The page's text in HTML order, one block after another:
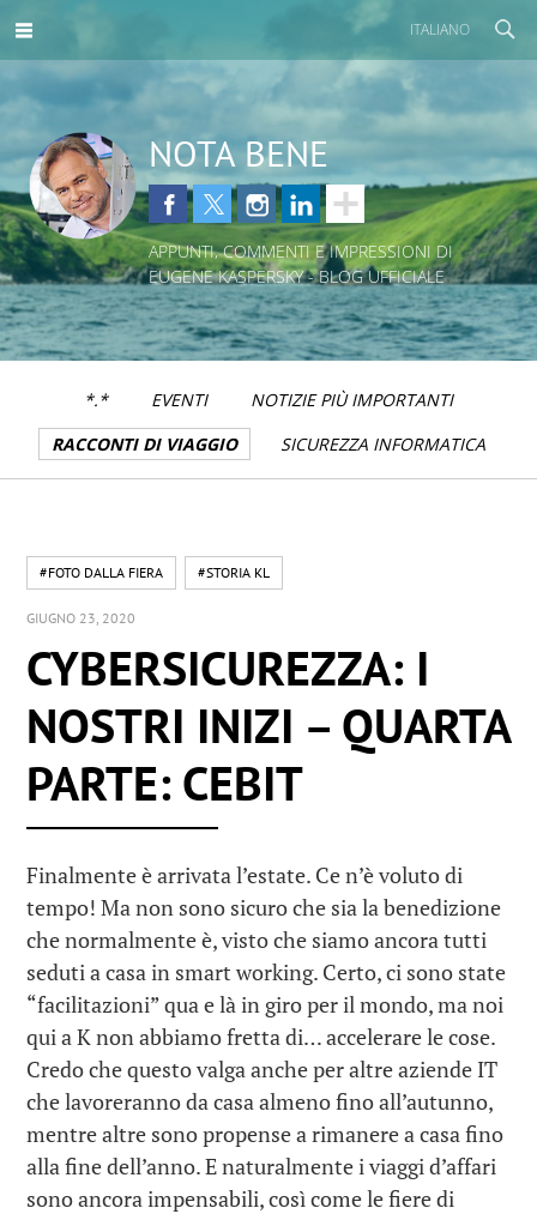
ITALIANO
NOTA BENE
APPUNTI, COMMENTI E IMPRESSIONI DI
EUGENE KASPERSKY - BLOG UFFICIALE
*.* EVENTI
NOTIZIE PIÙ IMPORTANTI
RACCONTI DI VIAGGIO
SICUREZZA INFORMATICA
#FOTO DALLA FIERA #STORIA KL
GIUGNO 23, 2020
CYBERSICUREZZA: I
NOSTRI INIZI – QUARTA
PARTE: CEBIT
Finalmente è arrivata l’estate. Ce n’è voluto di
tempo! Ma non sono sicuro che sia la benedizione
che normalmente è, visto che siamo ancora tutti
seduti a casa in smart working. Certo, ci sono state
“facilitazioni” qua e là in giro per il mondo, ma noi
qui a K non abbiamo fretta di… accelerare le cose.
Credo che questo valga anche per altre aziende IT
che lavoreranno da casa almeno fino all’autunno,
mentre altre sono propense a rimanere a casa fino
alla fine dell’anno. E naturalmente i viaggi d’affari
sono ancora impensabili, così come le fiere di